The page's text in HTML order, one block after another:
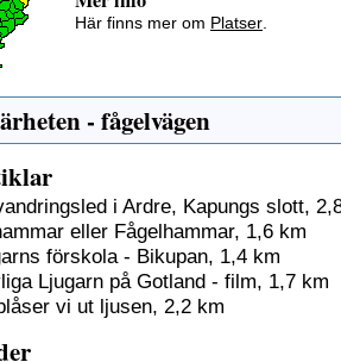
Här finns mer om Platser.
- fågelvägen
i Ardre, Kapungs slott,
eller Fågelhammar, 1,6 km
förskola - Bikupan, 1,4 km
Ljugarn på Gotland - film, 1,7 km
vi ut ljusen, 2,2 km